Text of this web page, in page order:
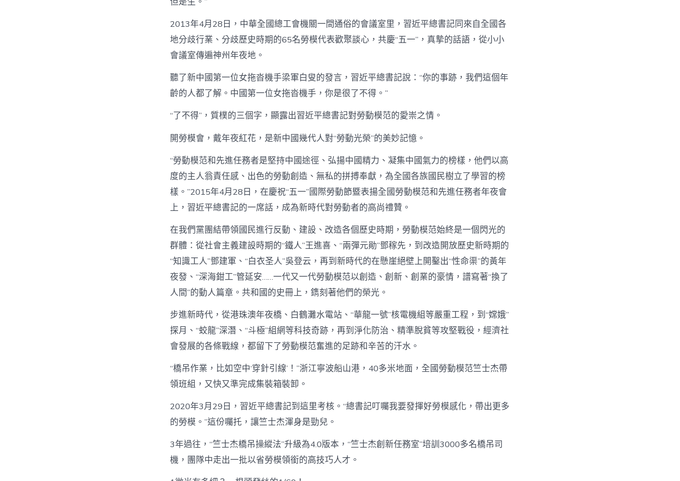
2013年4月28日，中華全國總工會機關一間通俗的會議室里，習近平總書記同來自全國各
地分歧行業、分歧歷史時期的65名勞模代表歡聚談心，共慶“五一”，真摯的話語，從小小
會議室傳遍神州年夜地。
聽了新中國第一位女拖沓機手梁軍白叟的發言，習近平總書記說：“你的事跡，我們這個年
齡的人都了解。中國第一位女拖沓機手，你是很了不得。”
“了不得”，質樸的三個字，顯露出習近平總書記對勞動模范的愛崇之情。
開勞模會，戴年夜紅花，是新中國幾代人對“勞動光榮”的美妙記憶。
“勞動模范和先進任務者是堅持中國途徑、弘揚中國精力、凝集中國氣力的榜樣，他們以高
度的主人翁責任感、出色的勞動創造、無私的拼搏奉獻，為全國各族國民樹立了學習的榜
樣。”2015年4月28日，在慶祝“五一”國際勞動節暨表揚全國勞動模范和先進任務者年夜會
上，習近平總書記的一席話，成為新時代對勞動者的高尚禮贊。
在我們黨團結帶領國民進行反動、建設、改造各個歷史時期，勞動模范始終是一個閃光的
群體：從社會主義建設時期的“鐵人”王進喜、“兩彈元勛”鄧稼先，到改造開放歷史新時期的
“知識工人”鄧建軍、“白衣圣人”吳登云，再到新時代的在懸崖絕壁上開鑿出“性命渠”的黃年
夜發、“深海鉗工”管延安……一代又一代勞動模范以創造、創新、創業的豪情，譜寫著“換了
人間”的動人篇章。共和國的史冊上，鐫刻著他們的榮光。
步進新時代，從港珠澳年夜橋、白鶴灘水電站、“華龍一號”核電機組等嚴重工程，到“嫦娥”
探月、“蛟龍”深潛、“斗極”組網等科技奇跡，再到淨化防治、精準脫貧等攻堅戰役，經濟社
會發展的各條戰線，都留下了勞動模范奮進的足跡和辛苦的汗水。
“橋吊作業，比如空中‘穿針引線’！”浙江寧波船山港，40多米地面，全國勞動模范竺士杰帶
領班組，又快又準完成集裝箱裝卸。
2020年3月29日，習近平總書記到這里考核。“總書記叮囑我要發揮好勞模感化，帶出更多
的勞模。”這份囑托，讓竺士杰渾身是勁兒。
3年過往，“竺士杰橋吊操縱法”升級為4.0版本，“竺士杰創新任務室”培訓3000多名橋吊司
機，團隊中走出一批以省勞模領銜的高技巧人才。